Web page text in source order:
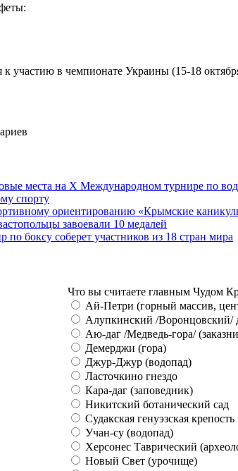
участию в чемпионате Украины (15-18
места на Х Международном турнире по
спорту
ориентированию «Крымские
завоевали 10 медалей
боксу соберет участников из 18 стран мира
Что вы считаете главным Чудом
Ай-Петри (горный массив,
Алупкинский /Воронцовский/
Аю-даг /Медведь-гора/
Демерджи (гора)
Джур-Джур (водопад)
Ласточкино гнездо
Кара-даг (заповедник)
Никитский ботанический сад
Судакская генуэзская крепость
Учан-су (водопад)
Херсонес Таврический
Новый Свет (урочище)